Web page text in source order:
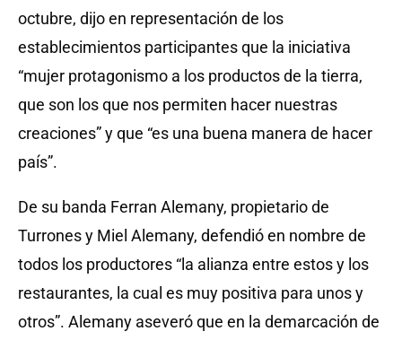
octubre, dijo en representación de los
establecimientos participantes que la iniciativa
“mujer protagonismo a los productos de la tierra,
que son los que nos permiten hacer nuestras
creaciones” y que “es una buena manera de hacer
país”.
De su banda Ferran Alemany, propietario de
Turrones y Miel Alemany, defendió en nombre de
todos los productores “la alianza entre estos y los
restaurantes, la cual es muy positiva para unos y
otros”. Alemany aseveró que en la demarcación de